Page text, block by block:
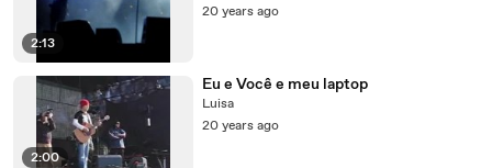
2:13
20 years ago
2:00
Eu e Você e meu laptop
Luisa
20 years ago